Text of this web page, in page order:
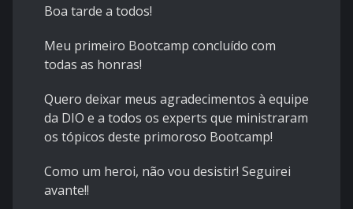
Boa tarde a todos!
Meu primeiro Bootcamp concluído com
todas as honras!
Quero deixar meus agradecimentos à equipe
da DIO e a todos os experts que ministraram
os tópicos deste primoroso Bootcamp!
Como um heroi, não vou desistir! Seguirei
avante!!